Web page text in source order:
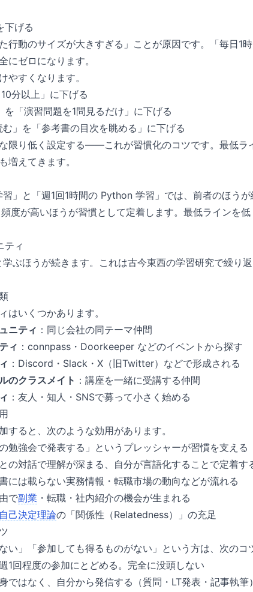
下げる
行動のサイズが大きすぎる」ことが原因です。「毎日1
にゼロになります。
やすくなります。
分以上」に下げる
を「演習問題を1問見るだけ」に下げる
む」を「参考書の目次を眺める」に下げる
な限り低く設定する——これが習慣化のコツです。最低ラ
増えてきます。
習」と「週1回1時間の Python 学習」では、前者のほう
度が高いほうが習慣として定着します。最低ラインを
ティ
学ぶほうが続きます。これは古今東西の学習研究で繰り
はいくつかあります。
ニティ ：同じ会社の同テーマ仲間
ィ ：connpass・Doorkeeper などのイベントから探す
：Discord・Slack・X（旧Twitter）などで形成される
のクラスメイト ：講座を一緒に受講する仲間
：友人・知人・SNSで募って小さく始める
すると、次のような効用があります。
勉強会で発表する」というプレッシャーが習慣を支える
の対話で理解が深まる、自分が言語化することで定着す
には載らない実務情報・転職市場の動向などが流れる
で副業 ・転職・社内紹介の機会が生まれる
自己決定理論の「関係性（Relatedness）」の充足
い」「参加しても得るものがない」という方は、次のコ
1回程度の参加にとどめる。完全に没頭しない
ではなく、自分から発信する（質問・LT発表・記事執筆）